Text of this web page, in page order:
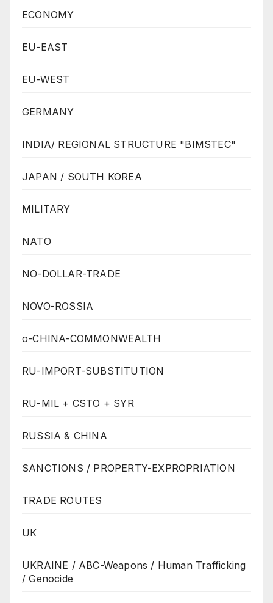
ECONOMY
EU-EAST
EU-WEST
GERMANY
INDIA/ REGIONAL STRUCTURE "BIMSTEC"
JAPAN / SOUTH KOREA
MILITARY
NATO
NO-DOLLAR-TRADE
NOVO-ROSSIA
o-CHINA-COMMONWEALTH
RU-IMPORT-SUBSTITUTION
RU-MIL + CSTO + SYR
RUSSIA & CHINA
SANCTIONS / PROPERTY-EXPROPRIATION
TRADE ROUTES
UK
UKRAINE / ABC-Weapons / Human Trafficking
/ Genocide